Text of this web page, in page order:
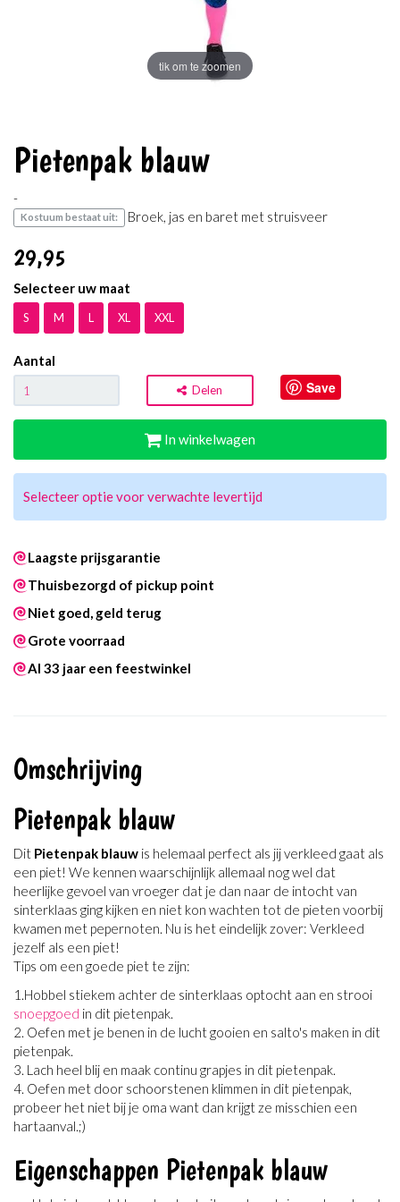
tik om te zoomen
Pietenpak blauw
-
Kostuum bestaat uit: Broek, jas en baret met struisveer
29,95
Selecteer uw maat
S M L XL XXL
Aantal
Delen Save
In winkelwagen
Selecteer optie voor verwachte levertijd
Laagste prijsgarantie
Thuisbezorgd of pickup point
Niet goed, geld terug
Grote voorraad
Al 33 jaar een feestwinkel
Omschrijving
Pietenpak blauw
Dit Pietenpak blauw is helemaal perfect als jij verkleed gaat als
een piet! We kennen waarschijnlijk allemaal nog wel dat
heerlijke gevoel van vroeger dat je dan naar de intocht van
sinterklaas ging kijken en niet kon wachten tot de pieten voorbij
kwamen met pepernoten. Nu is het eindelijk zover: Verkleed
jezelf als een piet!
Tips om een goede piet te zijn:
1.Hobbel stiekem achter de sinterklaas optocht aan en strooi
snoepgoed in dit pietenpak.
2. Oefen met je benen in de lucht gooien en salto's maken in dit
pietenpak.
3. Lach heel blij en maak continu grapjes in dit pietenpak.
4. Oefen met door schoorstenen klimmen in dit pietenpak,
probeer het niet bij je oma want dan krijgt ze misschien een
hartaanval.;)
Eigenschappen Pietenpak blauw